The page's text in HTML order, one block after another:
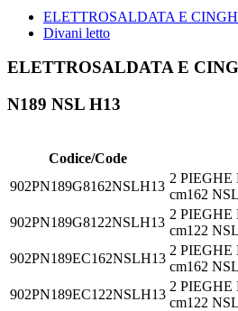
ELETTROSALDATA E
Divani letto
ELETTROSALDATA E
N189 NSL H13
Codice/Code
902PN189G8162NSLH13
2 PIEGHE
cm162
902PN189G8122NSLH13
2 PIEGHE
cm122
902PN189EC162NSLH13
2 PIEGHE
cm162
902PN189EC122NSLH13
2 PIEGHE
cm122